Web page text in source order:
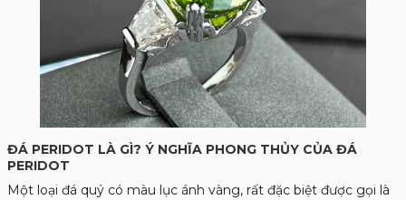
ĐÁ PERIDOT LÀ GÌ? Ý NGHĨA PHONG THỦY CỦA ĐÁ
PERIDOT
Một loại đá quý có màu lục ánh vàng, rất đặc biệt được gọi là